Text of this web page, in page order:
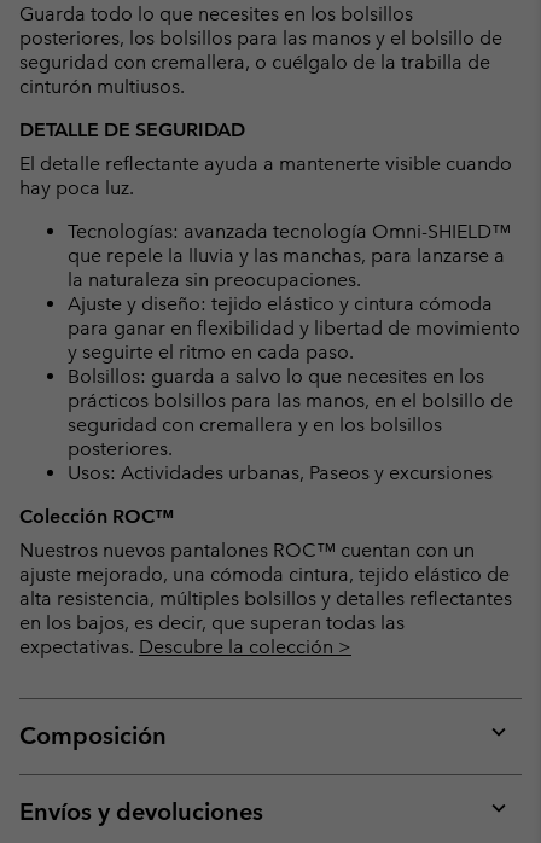
Guarda todo lo que necesites en los bolsillos
posteriores, los bolsillos para las manos y el bolsillo de
seguridad con cremallera, o cuélgalo de la trabilla de
cinturón multiusos.
DETALLE DE SEGURIDAD
El detalle reflectante ayuda a mantenerte visible cuando
hay poca luz.
Tecnologías: avanzada tecnología Omni-SHIELD™
que repele la lluvia y las manchas, para lanzarse a
la naturaleza sin preocupaciones.
Ajuste y diseño: tejido elástico y cintura cómoda
para ganar en flexibilidad y libertad de movimiento
y seguirte el ritmo en cada paso.
Bolsillos: guarda a salvo lo que necesites en los
prácticos bolsillos para las manos, en el bolsillo de
seguridad con cremallera y en los bolsillos
posteriores.
Usos: Actividades urbanas, Paseos y excursiones
Colección ROC™
Nuestros nuevos pantalones ROC™ cuentan con un
ajuste mejorado, una cómoda cintura, tejido elástico de
alta resistencia, múltiples bolsillos y detalles reflectantes
en los bajos, es decir, que superan todas las
expectativas. Descubre la colección >
Composición
or
Envíos y devoluciones